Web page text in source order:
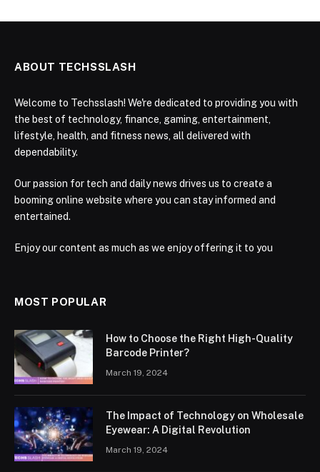
ABOUT TECHSSLASH
Welcome to Techsslash! We're dedicated to providing you with
the best of technology, finance, gaming, entertainment,
lifestyle, health, and fitness news, all delivered with
dependability.
Our passion for tech and daily news drives us to create a
booming online website where you can stay informed and
entertained.
Enjoy our content as much as we enjoy offering it to you
MOST POPULAR
How to Choose the Right High-Quality
Barcode Printer?
March 19, 2024
The Impact of Technology on Wholesale
Eyewear: A Digital Revolution
March 19, 2024